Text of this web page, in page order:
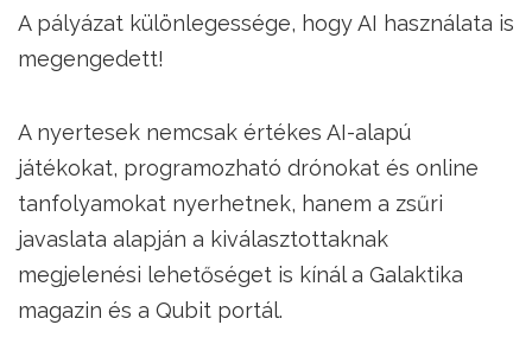
A pályázat különlegessége, hogy AI használata is
megengedett!
A nyertesek nemcsak értékes AI-alapú
játékokat, programozható drónokat és online
tanfolyamokat nyerhetnek, hanem a zsűri
javaslata alapján a kiválasztottaknak
megjelenési lehetőséget is kínál a Galaktika
magazin és a Qubit portál.